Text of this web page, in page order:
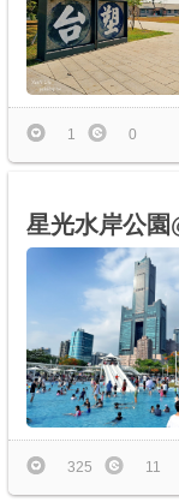
1 0
星光水岸公園
325 11